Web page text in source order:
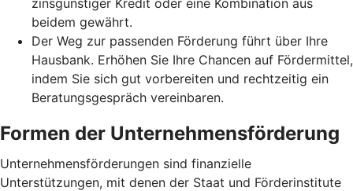
beidem gewährt.
Der Weg zur passenden Förderung führt über Ihre
Hausbank. Erhöhen Sie Ihre Chancen auf Fördermittel,
indem Sie sich gut vorbereiten und rechtzeitig ein
Beratungsgespräch vereinbaren.
Formen der Unternehmensförderung
Unternehmensförderungen sind finanzielle
Unterstützungen, mit denen der Staat und Förderinstitute